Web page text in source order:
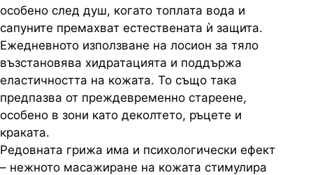
особено след душ, когато топлата вода и
сапуните премахват естествената ѝ защита.
Ежедневното използване на лосион за тяло
възстановява хидратацията и поддържа
еластичността на кожата. То също така
предпазва от преждевременно стареене,
особено в зони като деколтето, ръцете и
краката.
Редовната грижа има и психологически ефект
– нежното масажиране на кожата стимулира